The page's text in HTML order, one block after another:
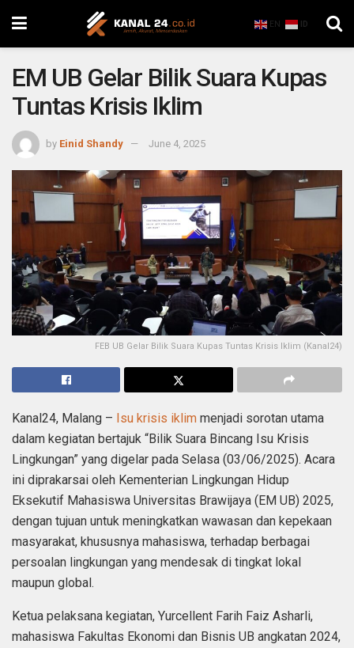
EN ID
EM UB Gelar Bilik Suara Kupas
Tuntas Krisis Iklim
by Einid Shandy June 4, 2025
FEB UB Gelar Bilik Suara Kupas Tuntas Krisis Iklim (Kanal24)
Kanal24, Malang – Isu krisis iklim menjadi sorotan utama
dalam kegiatan bertajuk “Bilik Suara Bincang Isu Krisis
Lingkungan” yang digelar pada Selasa (03/06/2025). Acara
ini diprakarsai oleh Kementerian Lingkungan Hidup
Eksekutif Mahasiswa Universitas Brawijaya (EM UB) 2025,
dengan tujuan untuk meningkatkan wawasan dan kepekaan
masyarakat, khususnya mahasiswa, terhadap berbagai
persoalan lingkungan yang mendesak di tingkat lokal
maupun global.
Ketua pelaksana kegiatan, Yurcellent Farih Faiz Asharli,
mahasiswa Fakultas Ekonomi dan Bisnis UB angkatan 2024,